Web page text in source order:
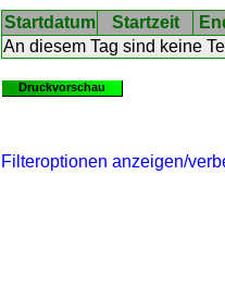
Startdatum Startzeit
An diesem Tag sind keine
Druckvorschau
Filteroptionen anzeigen/